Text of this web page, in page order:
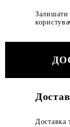
Залишати
Доставка